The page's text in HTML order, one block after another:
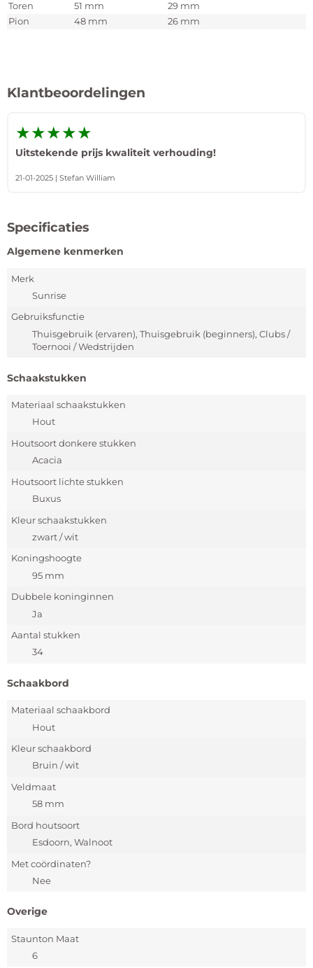
Toren
51 mm
29 mm
Pion
48 mm 26 mm
Klantbeoordelingen
★★★★★
Uitstekende prijs kwaliteit verhouding!
21-01-2025 | Stefan William
Specificaties
Algemene kenmerken
Merk
Sunrise
Gebruiksfunctie
Thuisgebruik (ervaren), Thuisgebruik (beginners), Clubs /
Toernooi / Wedstrijden
Schaakstukken
Materiaal schaakstukken
Hout
Houtsoort donkere stukken
Acacia
Houtsoort lichte stukken
Buxus
Kleur schaakstukken
zwart / wit
Koningshoogte
95 mm
Dubbele koninginnen
Ja
Aantal stukken
34
Schaakbord
Materiaal schaakbord
Hout
Kleur schaakbord
Bruin / wit
Veldmaat
58 mm
Bord houtsoort
Esdoorn, Walnoot
Met coördinaten?
Nee
Overige
Staunton Maat
6